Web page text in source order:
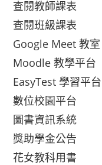
查閱教師課表
查閱班級課表
Google Meet 教室
Moodle 教學平台
EasyTest 學習平台
數位校園平台
圖書資訊系統
獎助學金公告
花女教科用書